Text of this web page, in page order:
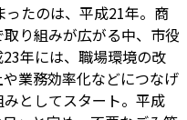
たのは、平成21年。商
り組みが広がる中、市役
年には、職場環境の改
業務効率化などにつなげ
としてスタート。平成